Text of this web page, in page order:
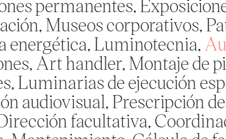
corporativos,
Luminotecnia,
handler, Montaje de
de ejecución
Prescripción de
facultativa, Coordinación